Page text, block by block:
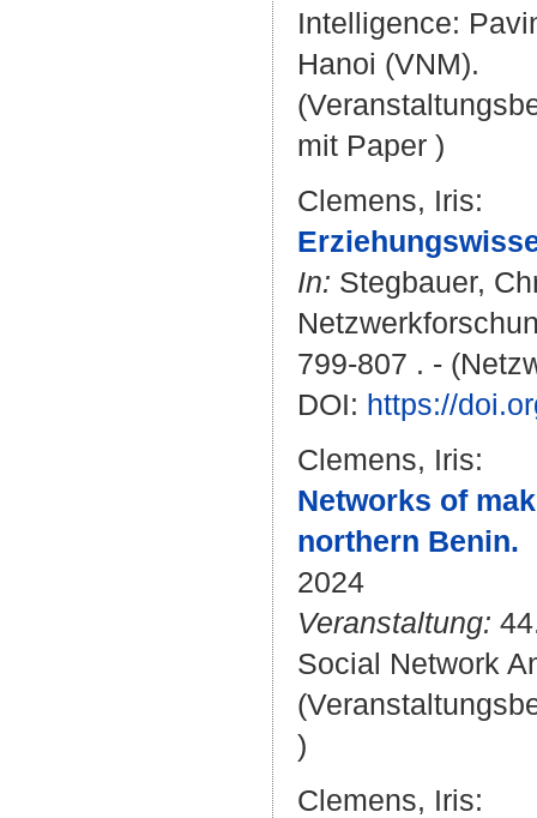
Intelligence:
Hanoi (VNM).
mit Paper )
Clemens, Iris:
In: Stegbauer,
799-807 . -
DOI: https://
Clemens, Iris:
Networks of
northern Benin.
2024
Veranstaltung:
Social Network
)
Clemens, Iris: